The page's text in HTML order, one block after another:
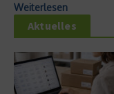
Weiterlesen
Aktuelles